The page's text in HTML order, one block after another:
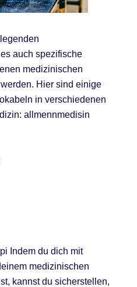
auch spezifische
medizinischen
Hier sind einige
in verschiedenen
allmennmedisin
Indem du dich mit
medizinischen
kannst du sicherstellen,